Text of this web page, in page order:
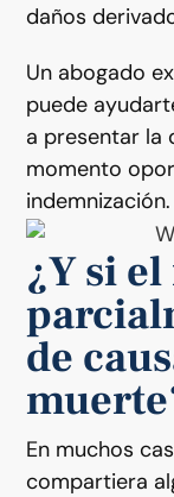
daños
Un abogado
puede
a presentar la
momento
indemnización.
¿Y si
de
En muchos
compartiera